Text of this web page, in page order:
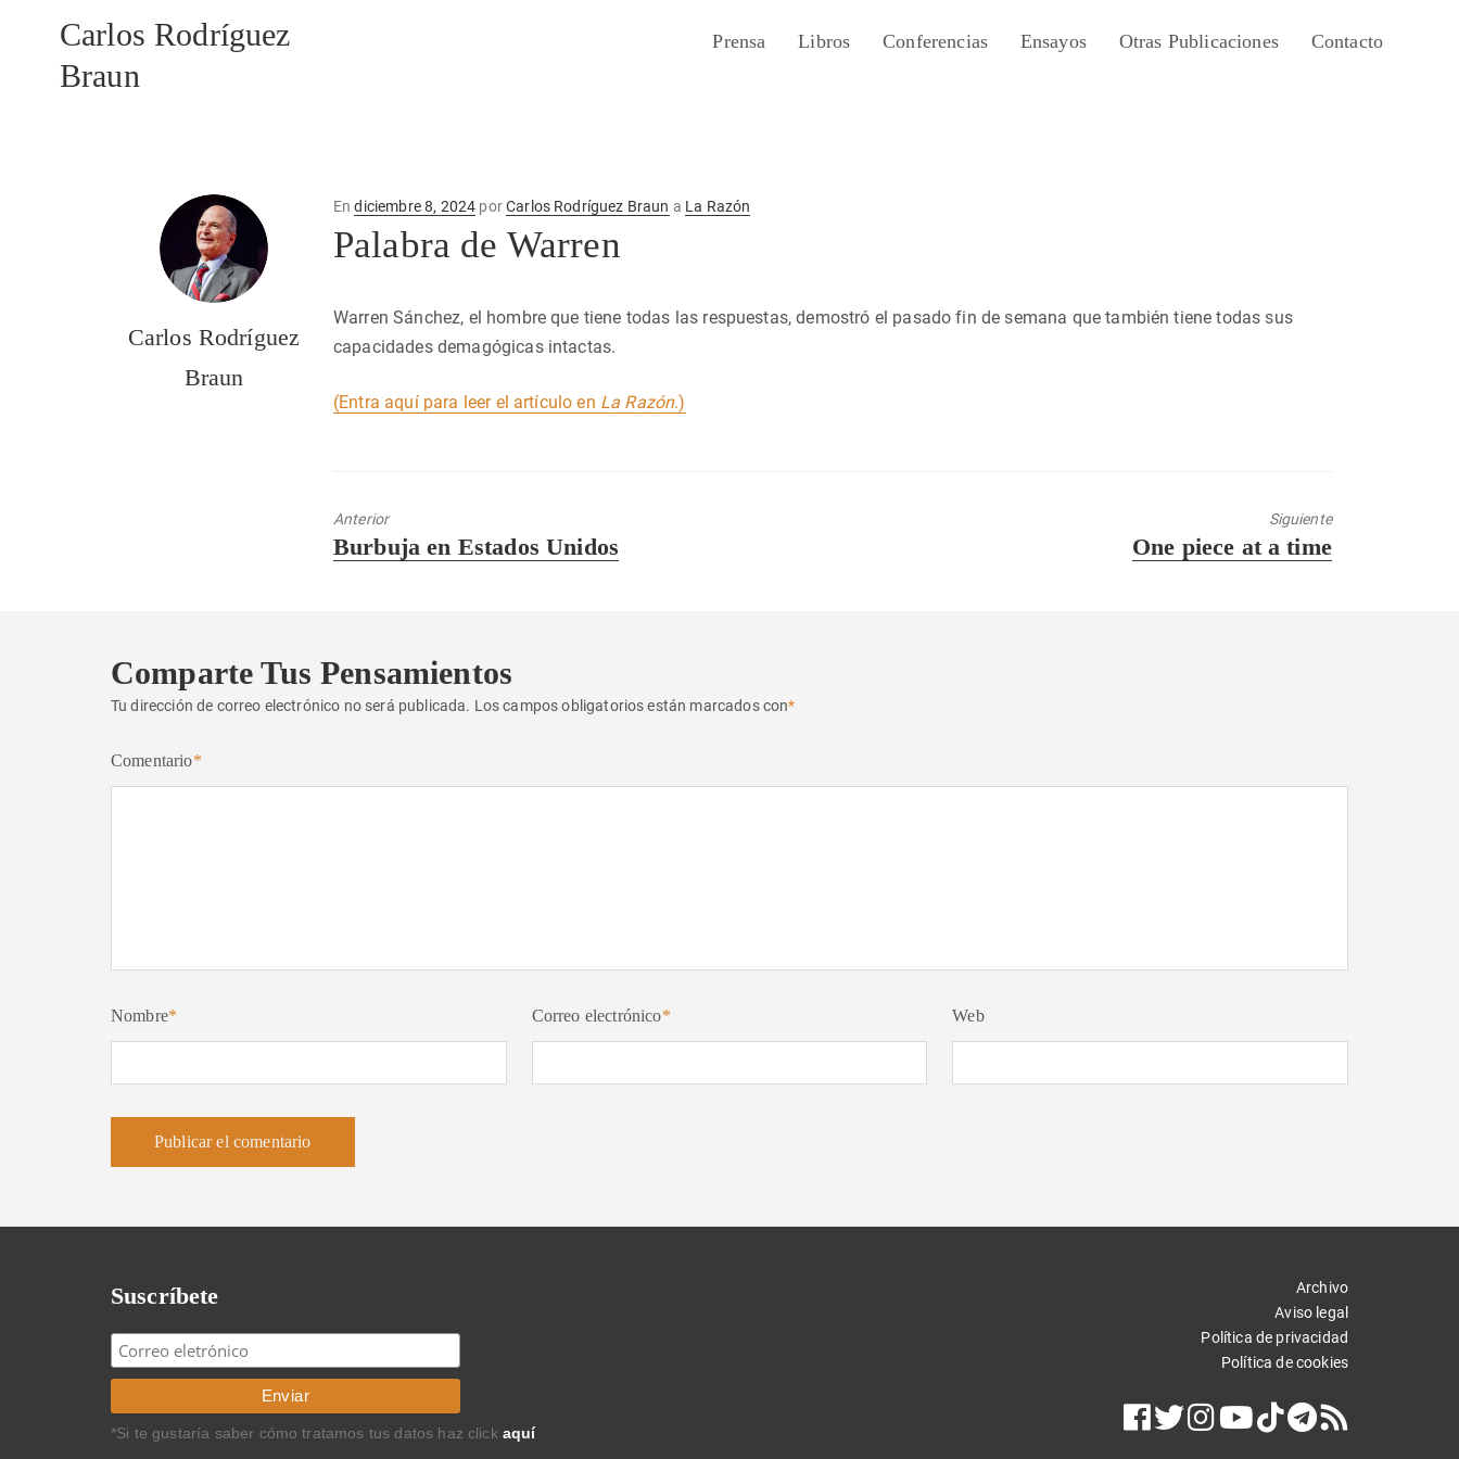
Carlos Rodríguez
Braun
Prensa Libros Conferencias Ensayos Otras Publicaciones Contacto
Carlos Rodríguez
Braun
EnPublicado
diciembre 8, 2024 porCarlos Rodríguez Braun a La Razón
Palabra de Warren
Warren Sánchez, el hombre que tiene todas las respuestas, demostró el pasado fin de semana que también tiene todas sus
capacidades demagógicas intactas.
(Entra aquí para leer el artículo en La Razón.)
Anterior
Entrada
Burbuja en Estados Unidos
Siguiente
Entrada
One piece at a time
Comparte Tus Pensamientos
Tu dirección de correo electrónico no será publicada. Los campos obligatorios están marcados con*
Comentario*
Nombre* Correo electrónico* Web
Suscríbete
*Si te gustaría saber cómo tratamos tus datos haz click aquí
Archivo
Aviso legal
Política de privacidad
Política de cookies